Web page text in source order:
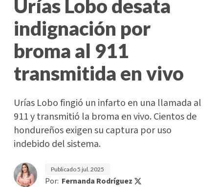
Urías Lobo desata
indignación por
broma al 911
transmitida en vivo
Urías Lobo fingió un infarto en una llamada al
911 y transmitió la broma en vivo. Cientos de
hondureños exigen su captura por uso
indebido del sistema.
Publicado5 jul. 2025
Por: Fernanda Rodríguez